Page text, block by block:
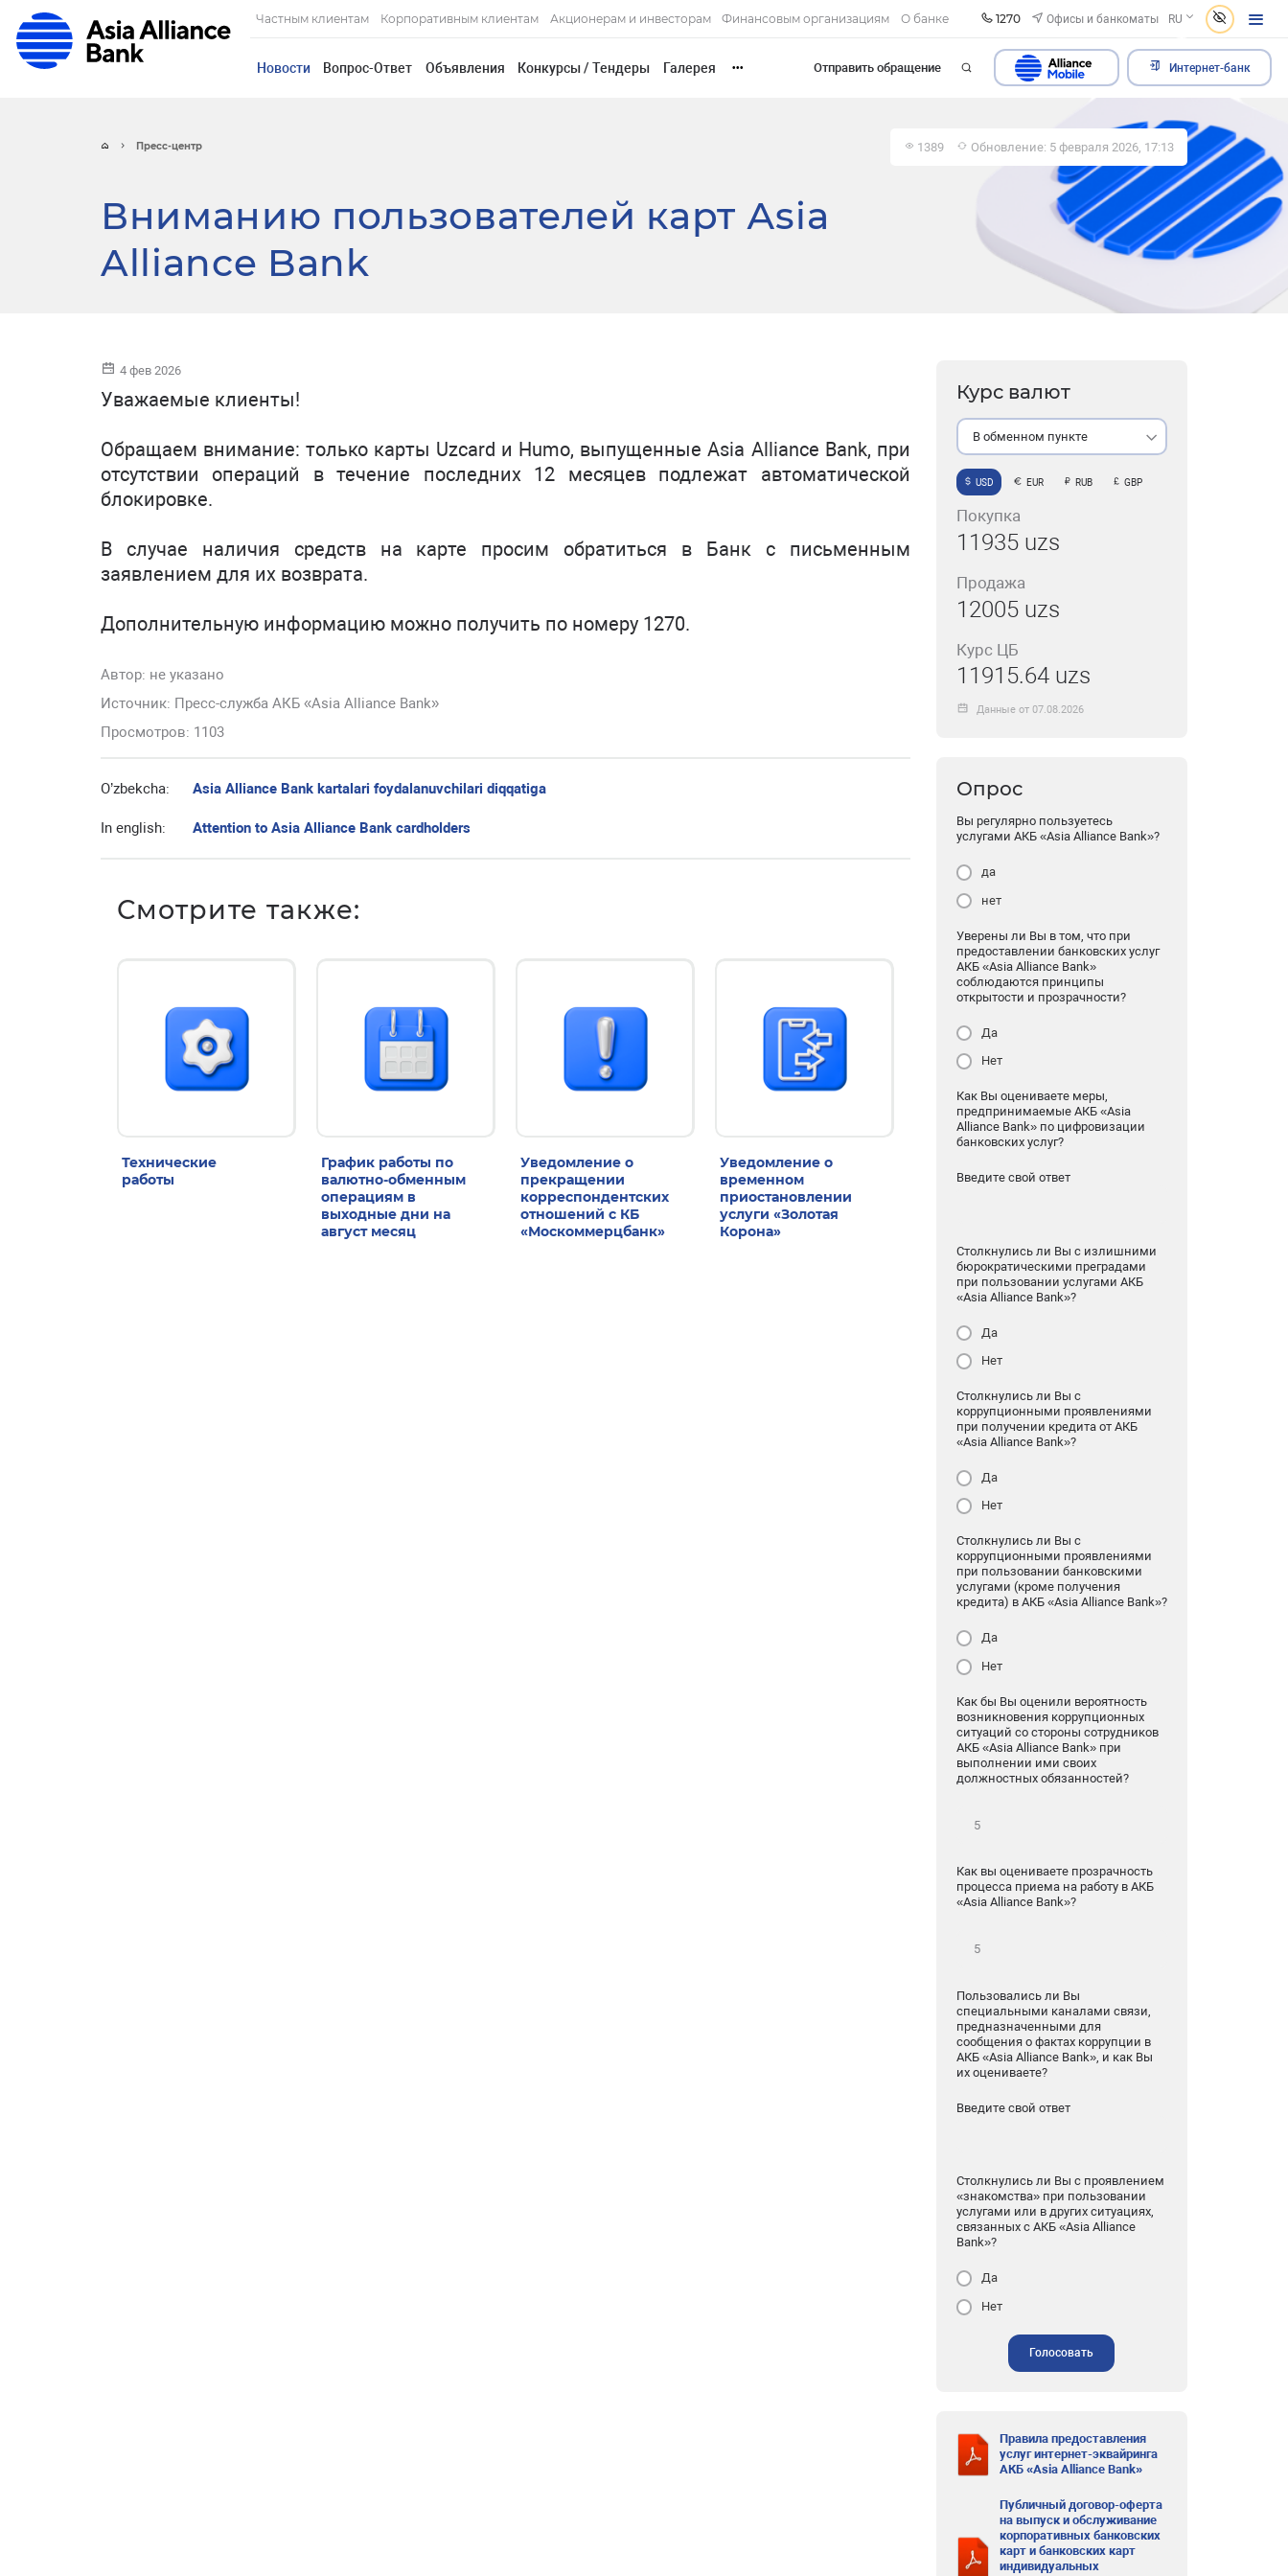
Частным клиентам Корпоративным клиентам Акционерам и инвесторам Финансовым организациям О банке 1270 Офисы и банкоматы RU
Новости Вопрос-Ответ Объявления Конкурсы / Тендеры Галерея ••• Отправить обращение Интернет-банк
Пресс-центр 1389 Обновление: 5 февраля 2026, 17:13
Вниманию пользователей карт Аsia
Alliance Bank
4 фев 2026
Уважаемые клиенты!
Обращаем внимание: только карты Uzcard и Humo, выпущенные Asia Alliance Bank, при
отсутствии операций в течение последних 12 месяцев подлежат автоматической
блокировке.
В случае наличия средств на карте просим обратиться в Банк с письменным
заявлением для их возврата.
Дополнительную информацию можно получить по номеру 1270.
Автор: не указано
Источник: Пресс-служба АКБ «Asia Alliance Bank»
Просмотров: 1103
O’zbekcha: Asia Alliance Bank kartalari foydalanuvchilari diqqatiga
In english: Attention to Asia Alliance Bank cardholders
Смотрите также:
Технические
работы
График работы по
валютно-обменным
операциям в
выходные дни на
август месяц
Уведомление о
прекращении
корреспондентских
отношений с КБ
«Москоммерцбанк»
Уведомление о
временном
приостановлении
услуги «Золотая
Корона»
Курс валют
В обменном пункте
USD EUR RUB GBP
Покупка
11935 uzs
Продажа
12005 uzs
Курс ЦБ
11915.64 uzs
Данные от 07.08.2026
Опрос
Вы регулярно пользуетесь
услугами АКБ «Asia Alliance Bank»?
да
нет
Уверены ли Вы в том, что при
предоставлении банковских услуг
АКБ «Asia Alliance Bank»
соблюдаются принципы
открытости и прозрачности?
Да
Нет
Как Вы оцениваете меры,
предпринимаемые АКБ «Asia
Alliance Bank» по цифровизации
банковских услуг?
Введите свой ответ
Столкнулись ли Вы с излишними
бюрократическими преградами
при пользовании услугами АКБ
«Asia Alliance Bank»?
Да
Нет
Столкнулись ли Вы с
коррупционными проявлениями
при получении кредита от АКБ
«Asia Alliance Bank»?
Да
Нет
Столкнулись ли Вы с
коррупционными проявлениями
при пользовании банковскими
услугами (кроме получения
кредита) в АКБ «Asia Alliance Bank»?
Да
Нет
Как бы Вы оценили вероятность
возникновения коррупционных
ситуаций со стороны сотрудников
АКБ «Asia Alliance Bank» при
выполнении ими своих
должностных обязанностей?
Как вы оцениваете прозрачность
процесса приема на работу в АКБ
«Asia Alliance Bank»?
Пользовались ли Вы
специальными каналами связи,
предназначенными для
сообщения о фактах коррупции в
АКБ «Asia Alliance Bank», и как Вы
их оцениваете?
Введите свой ответ
Столкнулись ли Вы с проявлением
«знакомства» при пользовании
услугами или в других ситуациях,
связанных с АКБ «Asia Alliance
Bank»?
Да
Нет
Голосовать
Правила предоставления
услуг интернет-эквайринга
АКБ «Asia Alliance Bank»
Публичный договор-оферта
на выпуск и обслуживание
корпоративных банковских
карт и банковских карт
индивидуальных